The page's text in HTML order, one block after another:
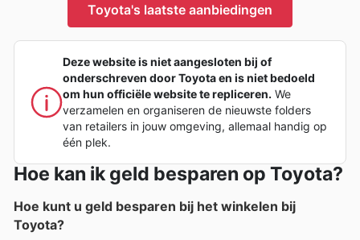
Toyota's laatste aanbiedingen
Deze website is niet aangesloten bij of
onderschreven door Toyota en is niet bedoeld
om hun officiële website te repliceren. We
verzamelen en organiseren de nieuwste folders
van retailers in jouw omgeving, allemaal handig op
één plek.
Hoe kan ik geld besparen op Toyota?
Hoe kunt u geld besparen bij het winkelen bij
Toyota?